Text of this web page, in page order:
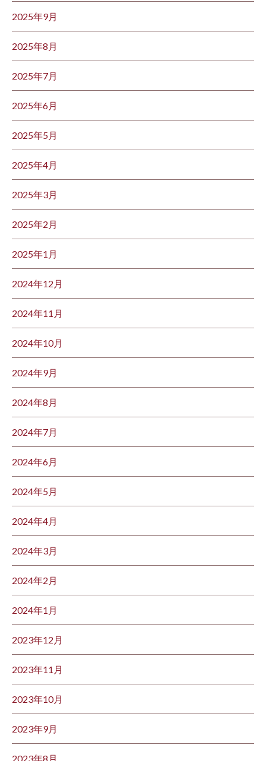
2025年9月
2025年8月
2025年7月
2025年6月
2025年5月
2025年4月
2025年3月
2025年2月
2025年1月
2024年12月
2024年11月
2024年10月
2024年9月
2024年8月
2024年7月
2024年6月
2024年5月
2024年4月
2024年3月
2024年2月
2024年1月
2023年12月
2023年11月
2023年10月
2023年9月
2023年8月